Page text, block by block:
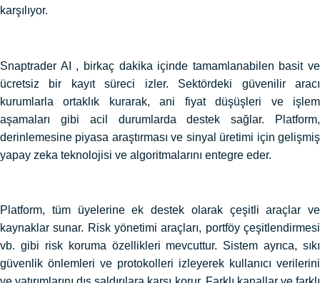
karşılıyor.
Snaptrader AI , birkaç dakika içinde tamamlanabilen basit ve
ücretsiz bir kayıt süreci izler. Sektördeki güvenilir aracı
kurumlarla ortaklık kurarak, ani fiyat düşüşleri ve işlem
aşamaları gibi acil durumlarda destek sağlar. Platform,
derinlemesine piyasa araştırması ve sinyal üretimi için gelişmiş
yapay zeka teknolojisi ve algoritmalarını entegre eder.
Platform, tüm üyelerine ek destek olarak çeşitli araçlar ve
kaynaklar sunar. Risk yönetimi araçları, portföy çeşitlendirmesi
vb. gibi risk koruma özellikleri mevcuttur. Sistem ayrıca, sıkı
güvenlik önlemleri ve protokolleri izleyerek kullanıcı verilerini